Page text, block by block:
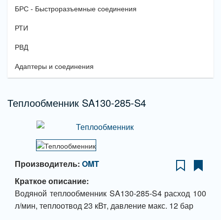
БРС - Быстроразъемные соединения
РТИ
РВД
Адаптеры и соединения
Теплообменник SA130-285-S4
Производитель: OMT
Краткое описание:
Водяной теплообменник SA130-285-S4 расход 100
л/мин, теплоотвод 23 кВт, давление макс. 12 бар